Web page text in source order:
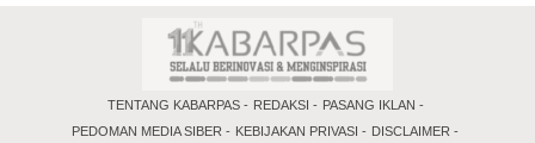
TENTANG KABARPAS REDAKSI
PASANG IKLAN
PEDOMAN MEDIA SIBER
KEBIJAKAN PRIVASI
DISCLAIMER